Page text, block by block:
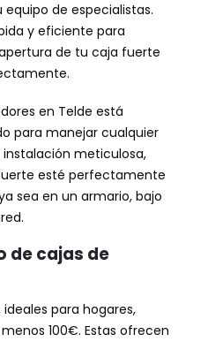
de especialistas.
y eficiente para
de tu caja fuerte
en Telde está
para manejar cualquier
meticulosa,
esté perfectamente
sea en un armario, bajo
de cajas de
para hogares,
100€. Estas ofrecen